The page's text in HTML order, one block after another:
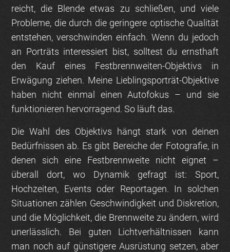
reicht, die Blende etwas zu schließen, und viele
Probleme, die durch die geringere optische Qualität
entstehen, verschwinden einfach. Wenn du jedoch
an Porträts interessiert bist, solltest du ernsthaft
den Kauf eines Festbrennweiten-Objektivs in
Erwägung ziehen. Meine Lieblingsporträt-Objektive
haben nicht einmal einen Autofokus – und sie
funktionieren hervorragend. So läuft das.
Die Wahl des Objektivs hängt stark von deinen
Bedürfnissen ab. Es gibt Bereiche der Fotografie, in
denen sich eine Festbrennweite nicht eignet –
überall dort, wo Dynamik gefragt ist: Sport,
Hochzeiten, Events oder Reportagen. In solchen
Situationen zählen Geschwindigkeit und Diskretion,
und die Möglichkeit, die Brennweite zu ändern, wird
unerlässlich. Bei guten Lichtverhältnissen kann
man noch auf günstigere Ausrüstung setzen, aber